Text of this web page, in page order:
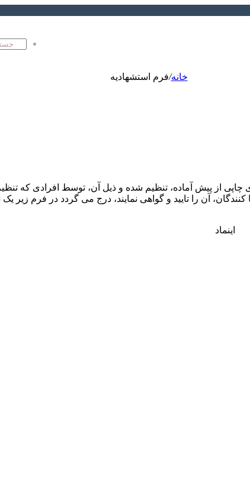
خانه/فرم استشهادیه
از پیش آماده، تنظیم شده و ذیل آن، توسط افرادی که
آن را تایید و گواهی نمایند، درج می گردد در فرم زیر
اینماد